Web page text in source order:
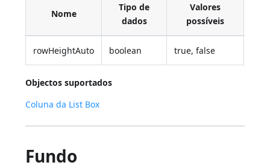
Nome
Tipo de
dados
Valores
possíveis
rowHeightAuto boolean true, false
Objectos suportados
Coluna da List Box
Fundo